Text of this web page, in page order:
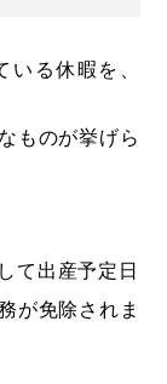
る休暇を、
ものが挙げら
て出産予定日
が免除されま